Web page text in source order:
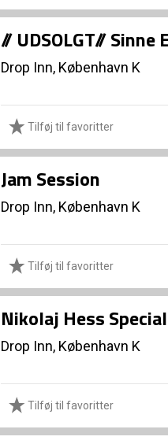
// UDSOLGT//
Drop Inn, København K
Tilføj til favoritter
Jam Session
Drop Inn, København K
Tilføj til favoritter
Nikolaj Hess Special
Drop Inn, København K
Tilføj til favoritter